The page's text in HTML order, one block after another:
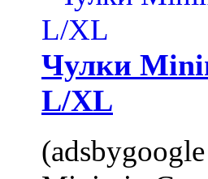
Чулки
L/XL